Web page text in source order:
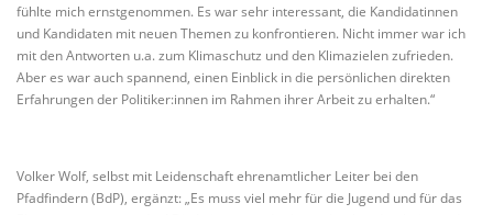
fühlte mich ernstgenommen. Es war sehr interessant, die Kandidatinnen
und Kandidaten mit neuen Themen zu konfrontieren. Nicht immer war ich
mit den Antworten u.a. zum Klimaschutz und den Klimazielen zufrieden.
Aber es war auch spannend, einen Einblick in die persönlichen direkten
Erfahrungen der Politiker:innen im Rahmen ihrer Arbeit zu erhalten.“
Volker Wolf, selbst mit Leidenschaft ehrenamtlicher Leiter bei den
Pfadfindern (BdP), ergänzt: „Es muss viel mehr für die Jugend und für das